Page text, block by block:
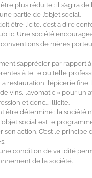
plus réduite : il s’agira
partie de l’objet social.
être licite, c’est à dire
Une société
de mères
s’apprécier par rapport
à telle ou telle
restauration, l’épicerie
vins, lavomatic » pour un
et donc… illicite.
être déterminé : la société
social est le
son action. C’est le principe
condition de validité
de la société.